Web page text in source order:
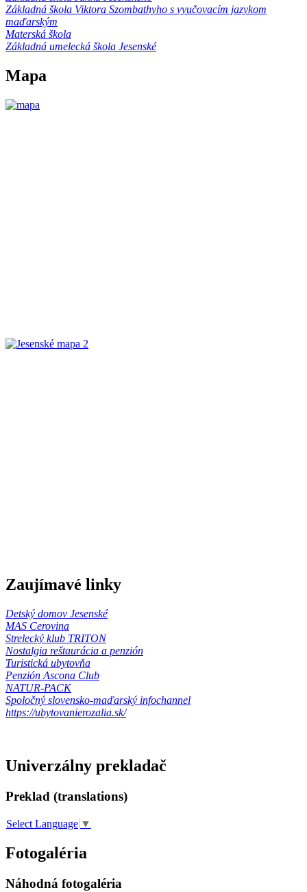
Základná škola Viktora Szombathyho s vyučovacím jazykom
maďarským
Materská škola
Základná umelecká škola Jesenské
Mapa
Zaujímavé linky
Detský domov Jesenské
MAS Cerovina
Strelecký klub TRITON
Nostalgia reštaurácia a penzión
Turistická ubytovňa
Penzión Ascona Club
NATUR-PACK
Spoločný slovensko-maďarský infochannel
https://ubytovanierozalia.sk/
Univerzálny prekladač
Preklad (translations)
Select Language ▼
Fotogaléria
Náhodná fotogaléria